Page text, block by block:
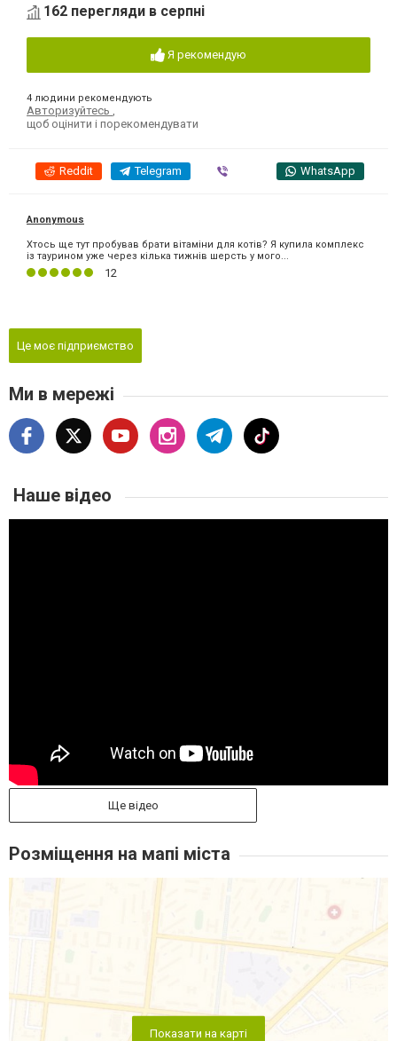
162 перегляди в серпні
Я рекомендую
4 людини рекомендують
Авторизуйтесь ,
щоб оцінити і порекомендувати
Reddit Telegram WhatsApp
Anonymous
Хтось ще тут пробував брати вітаміни для котів? Я купила комплекс
із таурином уже через кілька тижнів шерсть у мого...
12
Це моє підприємство
Ми в мережі
Наше відео
Ще відео
Розміщення на мапі міста
Показати на карті